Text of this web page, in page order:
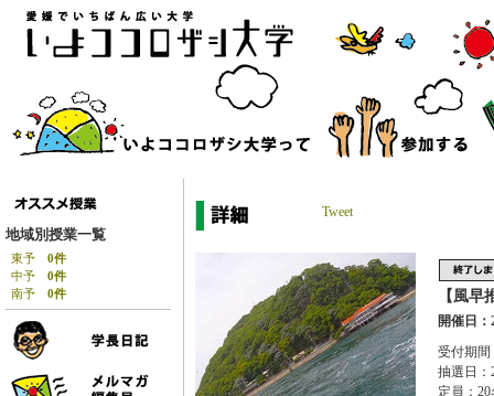
地域別授業一覧
東予 0件
中予 0件
南予 0件
Tweet
【風
開催日：
受付期
抽選日：
定員：20